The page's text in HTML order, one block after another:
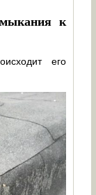
к
его